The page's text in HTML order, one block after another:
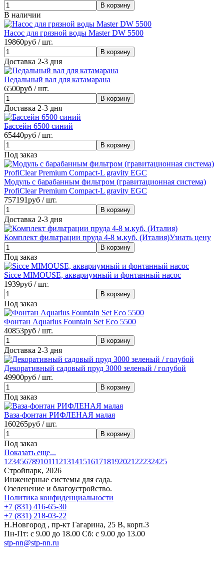
В наличии
Насос для грязной воды Master DW 5500
19860руб / шт.
Доставка 2-3 дня
Педальный вал для катамарана
6500руб / шт.
Доставка 2-3 дня
Бассейн 6500 синий
65440руб / шт.
Под заказ
Модуль с барабанным фильтром (гравитационная система)
ProfiClear Premium Compact-L gravity EGC
757191руб / шт.
Доставка 2-3 дня
Комплект фильтрации пруда 4-8 м.куб. (Италия)Узнать цену
Под заказ
Sicce MIMOUSE, аквариумный и фонтанный насос
1939руб / шт.
Под заказ
Фонтан Aquarius Fountain Set Eco 5500
40853руб / шт.
Доставка 2-3 дня
Декоративный садовый пруд 3000 зеленый / голубой
49900руб / шт.
Под заказ
Ваза-фонтан РИФЛЕНАЯ малая
160265руб / шт.
Под заказ
Показать еще...
1 23456789101112131415161718192021 22232425
Стройпарк, 2026
Инженерные системы для сада.
Озеленение и благоустройство.
Политика конфиденциальности
+7 (831) 416-65-30
+7 (831) 218-03-22
Н.Новгород , пр-кт Гагарина, 25 В, корп.3
Пн-Пт: с 9.00 до 18.00 Сб: с 9.00 до 13.00
stp-nn@stp-nn.ru